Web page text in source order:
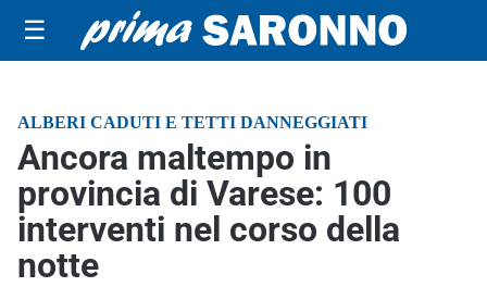
☰
ALBERI CADUTI E TETTI DANNEGGIATI
Ancora maltempo in
provincia di Varese: 100
interventi nel corso della
notte